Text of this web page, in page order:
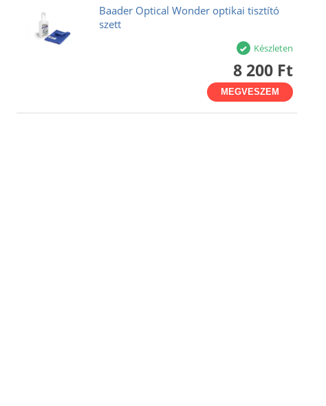
Baader Optical Wonder optikai tisztító
szett
Készleten
8 200 Ft
MEGVESZEM